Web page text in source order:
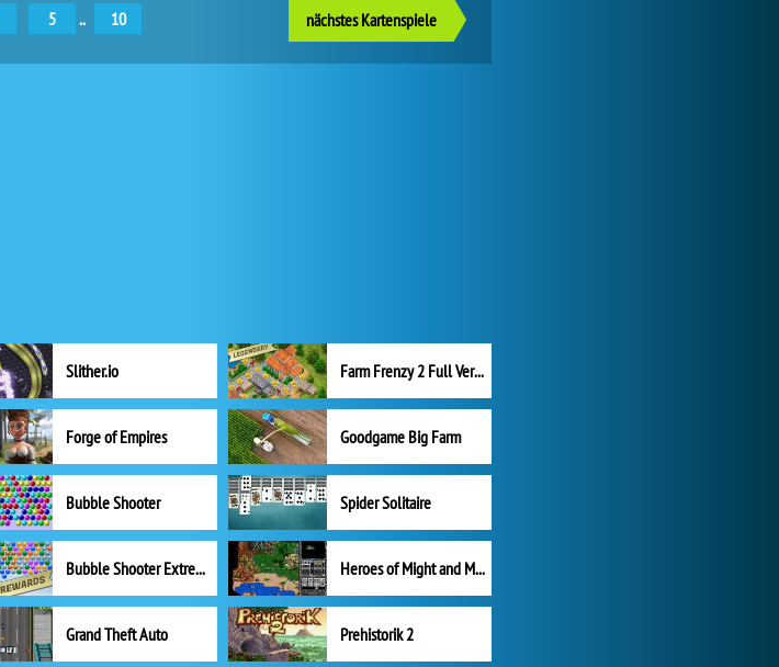
5 .. 10 nächstes Kartenspiele
Slither.io Farm Frenzy 2 Full Version
Forge of Empires Goodgame Big Farm
Bubble Shooter Spider Solitaire
Bubble Shooter Extreme Heroes of Might and Magic II
Grand Theft Auto Prehistorik 2